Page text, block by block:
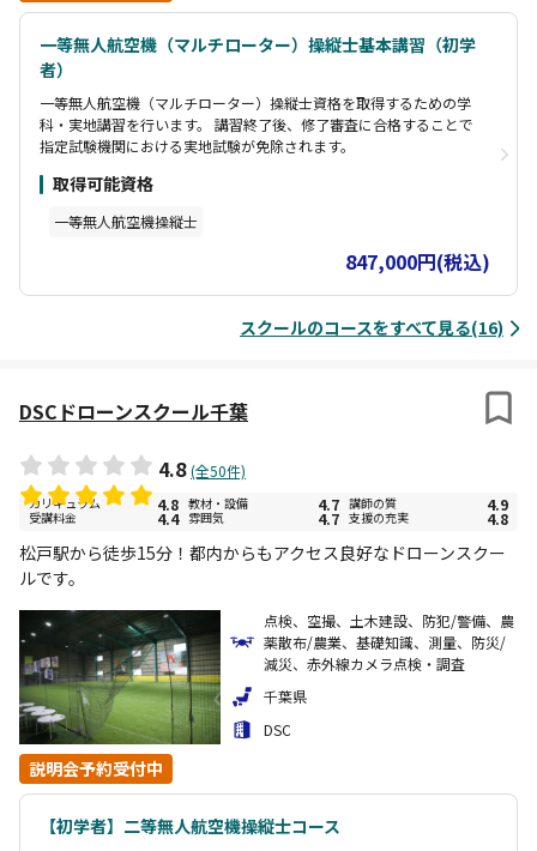
一等無人航空機（マルチローター）操縦士基本講習（初学
者）
一等無人航空機（マルチローター）操縦士資格を取得するための学
科・実地講習を行います。 講習終了後、修了審査に合格することで
指定試験機関における実地試験が免除されます。
取得可能資格
一等無人航空機操縦士
847,000円(税込)
スクールのコースをすべて見る(16)
DSCドローンスクール千葉
4.8(全50件)
カリキュラム 4.8 教材・設備 4.7 講師の質 4.9
受講料金 4.4 雰囲気 4.7 支援の充実 4.8
松戸駅から徒歩15分！都内からもアクセス良好なドローンスクー
ルです。
点検、空撮、土木建設、防犯/警備、農
薬散布/農業、基礎知識、測量、防災/
減災、赤外線カメラ点検・調査
千葉県
DSC
説明会予約受付中
【初学者】二等無人航空機操縦士コース